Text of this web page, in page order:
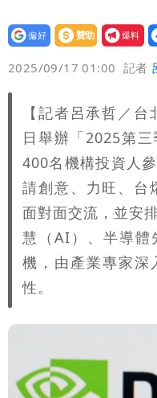
設為
贊助
我要
爆料
2025/09/17 01:00 記者
【記者呂承哲／
日舉辦「2025第
400名機構投資人
請創意、力旺、台
面對面交流，並安
慧（AI）、半導體
機，由產業專家深
性。